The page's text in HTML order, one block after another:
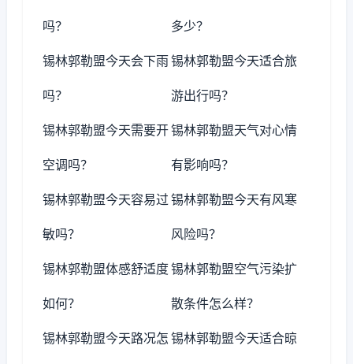
吗？ 多少？
锡林郭勒盟今天会下雨
吗？
锡林郭勒盟今天适合旅
游出行吗？
锡林郭勒盟今天需要开
空调吗？
锡林郭勒盟天气对心情
有影响吗？
锡林郭勒盟今天容易过
敏吗？
锡林郭勒盟今天有风寒
风险吗？
锡林郭勒盟体感舒适度
如何？
锡林郭勒盟空气污染扩
散条件怎么样？
锡林郭勒盟今天路况怎 锡林郭勒盟今天适合晾